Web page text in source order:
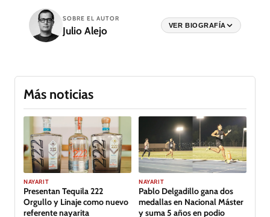
SOBRE EL AUTOR
Julio Alejo VER BIOGRAFÍA
Más noticias
GALERÍA
NAYARIT
Presentan Tequila 222
Orgullo y Linaje como nuevo
referente nayarita
NAYARIT
Pablo Delgadillo gana dos
medallas en Nacional Máster
y suma 5 años en podio